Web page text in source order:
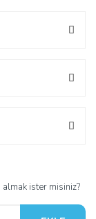
ister misiniz?